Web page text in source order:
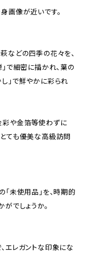
画像が近いです。
などの四季の花々を、
で細密に描かれ、葉の
」で鮮やかに彩られ
彩や金箔等使わずに
とても優美な高級訪問
未使用品」を、時期的
がでしょうか。
エレガントな印象にな